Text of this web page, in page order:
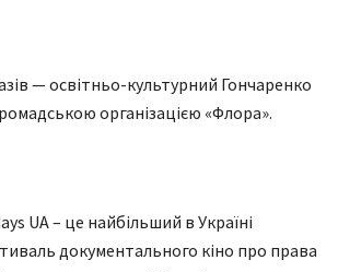
— освітньо-культурний Гончаренко
організацією «Флора».
UA – це найбільший в Україні
документального кіно про права